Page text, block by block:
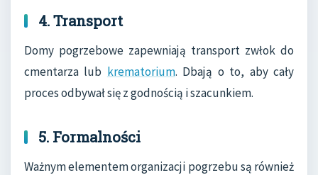
4. Transport
Domy pogrzebowe zapewniają transport zwłok do
cmentarza lub krematorium. Dbają o to, aby cały
proces odbywał się z godnością i szacunkiem.
5. Formalności
Ważnym elementem organizacji pogrzebu są również